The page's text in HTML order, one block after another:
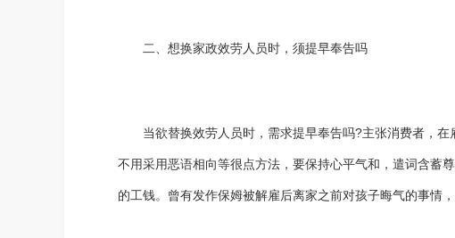
二、想换家政效劳人员时，须提早奉告吗
当欲替换效劳人员时，需求提早奉告吗?主张消费者，
不用采用恶语相向等很点方法，要保持心平气和，遣词含蓄
的工钱。曾有发作保姆被解雇后离家之前对孩子晦气的事情，